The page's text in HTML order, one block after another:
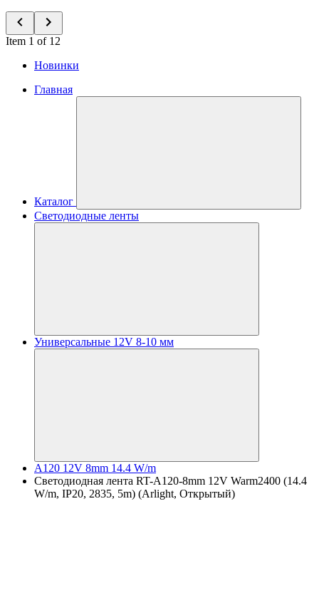
Item 1 of 12
Новинки
Главная
Каталог
Светодиодные ленты
Универсальные 12V 8-10 мм
A120 12V 8mm 14.4 W/m
Светодиодная лента RT-A120-8mm 12V Warm2400 (14.4
W/m, IP20, 2835, 5m) (Arlight, Открытый)